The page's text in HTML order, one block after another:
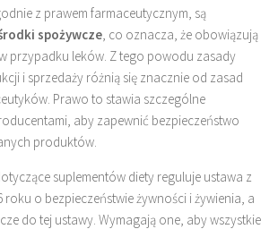
z prawem farmaceutycznym, są
spożywcze , co oznacza, że obowiązują
przypadku leków. Z tego powodu zasady
i sprzedaży różnią się znacznie od zasad
Prawo to stawia szczególne
aby zapewnić bezpieczeństwo
produktów.
suplementów diety reguluje ustawa z
roku o bezpieczeństwie żywności i żywienia, a
do tej ustawy. Wymagają one, aby wszystkie